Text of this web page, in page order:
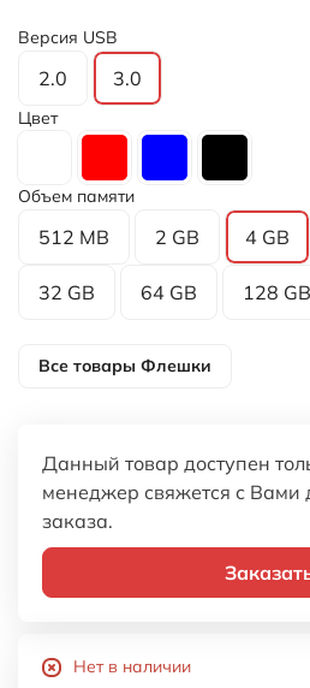
Версия USB
2.0 3.0
Цвет
Объем памяти
512 MB 2 GB 4 GB
32 GB 64 GB 128 GB
Все товары Флешки
Данный товар доступен
менеджер свяжется с Вами
заказа.
Нет в наличии